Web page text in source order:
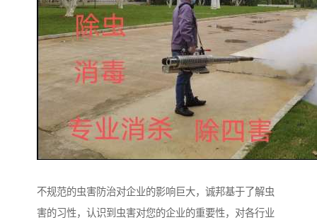
不规范的虫害防治对企业的影响巨大，诚邦基于了解虫
害的习性，认识到虫害对您的企业的重要性，对各行业